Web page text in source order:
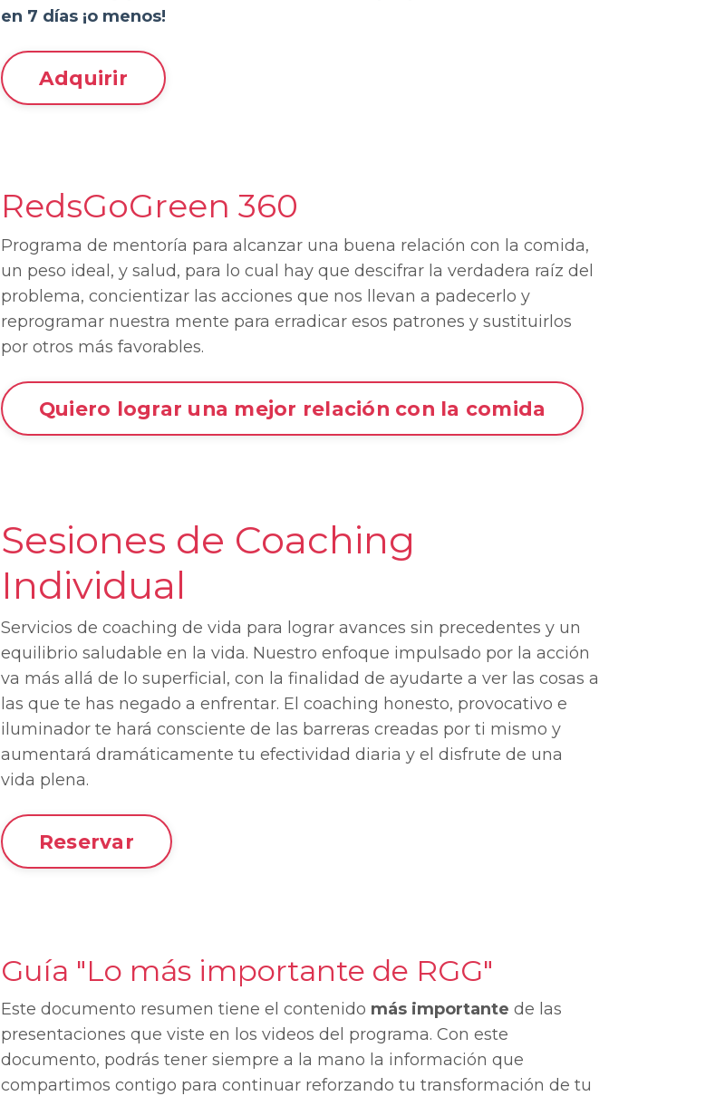
en 7 días ¡o menos!
Adquirir
RedsGoGreen 360
Programa de mentoría para alcanzar una buena relación con la comida,
un peso ideal, y salud, para lo cual hay que descifrar la verdadera raíz del
problema, concientizar las acciones que nos llevan a padecerlo y
reprogramar nuestra mente para erradicar esos patrones y sustituirlos
por otros más favorables.​
Quiero lograr una mejor relación con la comida
Sesiones de Coaching
Individual
Servicios de coaching de vida para lograr avances sin precedentes y un
equilibrio saludable en la vida. Nuestro enfoque impulsado por la acción
va más allá de lo superficial, con la finalidad de ayudarte a ver las cosas a
las que te has negado a enfrentar. El coaching honesto, provocativo e
iluminador te hará consciente de las barreras creadas por ti mismo y
aumentará dramáticamente tu efectividad diaria y el disfrute de una
vida plena.
Reservar
Guía "Lo más importante de RGG"
Este documento resumen tiene el contenido más importante de las
presentaciones que viste en los videos del programa. Con este
documento, podrás tener siempre a la mano la información que
compartimos contigo para continuar reforzando tu transformación de tu